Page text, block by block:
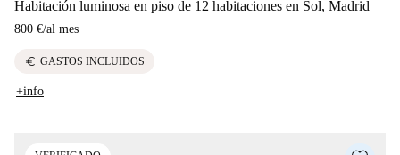
Habitación luminosa en piso de 12 habitaciones en Sol, Madrid
800 €/al mes
euro GASTOS INCLUIDOS
+info